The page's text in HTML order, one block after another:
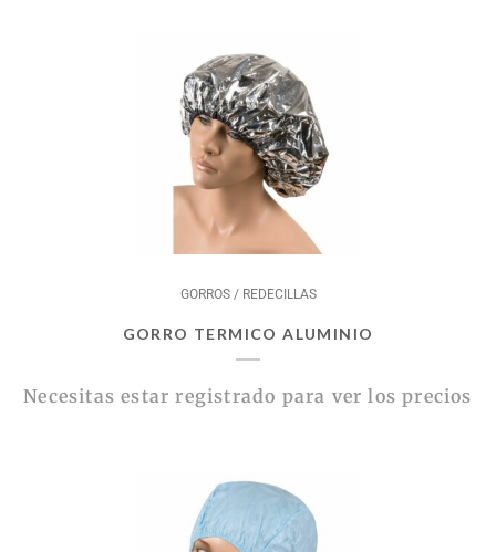
GORROS / REDECILLAS
GORRO TERMICO ALUMINIO
Necesitas estar registrado para ver los precios